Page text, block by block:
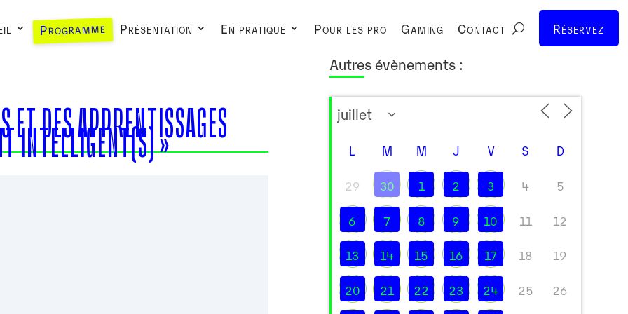
Programme Présentation En pratique Pour les pro Gaming Contact Réservez
ET DES APPRENTISSAGES
INTELLIGENT(S) »
Autres évènements :
L M M J V S D
29 30 1 2 3 4 5
6 7 8 9 10 11 12
13 14 15 16 17 18 19
20 21 22 23 24 25 26